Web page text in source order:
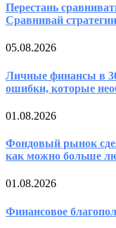
Перестань
Сравнивай
05.08.2026
Личные финансы в
ошибки, которые
01.08.2026
Фондовый рынок
как можно больше
01.08.2026
Финансовое